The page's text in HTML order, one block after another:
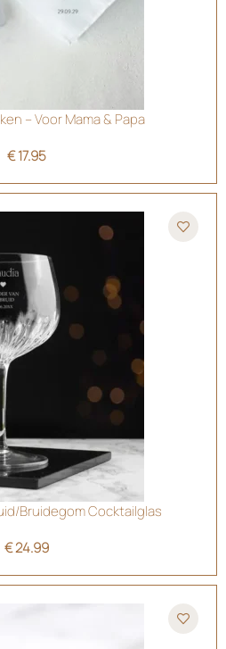
– Voor Mama & Papa
€17.95
Bruidegom Cocktailglas
€24.99